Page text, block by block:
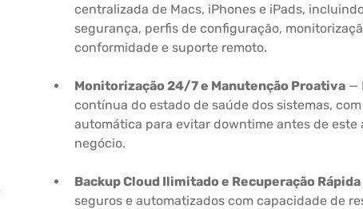
centralizada de Macs, iPhones e iPads,
segurança, perfis de configuração,
conformidade e suporte remoto.
Monitorização 24/7 e Manutenção Proativa —
contínua do estado de saúde dos sistemas,
automática para evitar downtime antes de este
negócio.
Backup Cloud Ilimitado e Recuperação Rápida
seguros e automatizados com capacidade de